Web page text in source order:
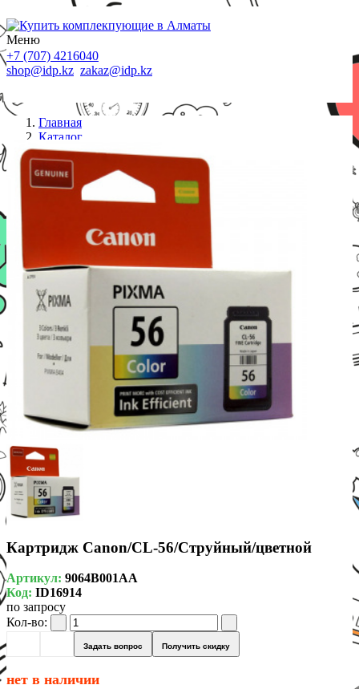
Меню
+7 (707) 4216040
shop@idp.kz zakaz@idp.kz
Главная
Каталог
Картриджи Canon
Картридж Canon/CL-56/Струйный/цветной
Картридж Canon/CL-56/Струйный/цветной
Артикул: 9064B001AA
Код: ID16914
по запросу
Кол-во:
Задать вопрос Получить скидку
нет в наличии